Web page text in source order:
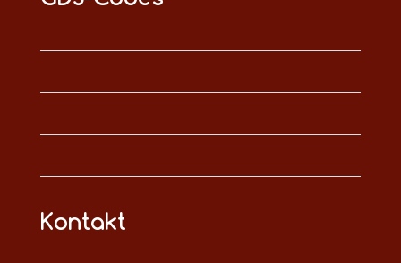
Kontakt